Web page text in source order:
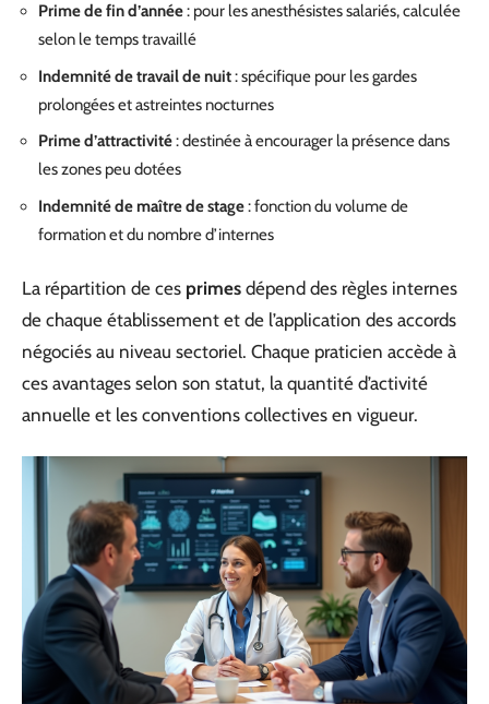
Prime de fin d’année: pour les anesthésistes salariés, calculée
selon le temps travaillé
Indemnité de travail de nuit: spécifique pour les gardes
prolongées et astreintes nocturnes
Prime d’attractivité: destinée à encourager la présence dans
les zones peu dotées
Indemnité de maître de stage: fonction du volume de
formation et du nombre d’internes
La répartition de ces primes dépend des règles internes
de chaque établissement et de l’application des accords
négociés au niveau sectoriel. Chaque praticien accède à
ces avantages selon son statut, la quantité d’activité
annuelle et les conventions collectives en vigueur.